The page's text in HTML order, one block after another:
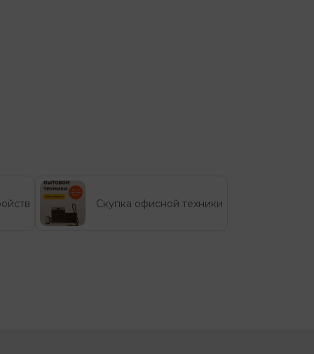
Скупка офисной техники